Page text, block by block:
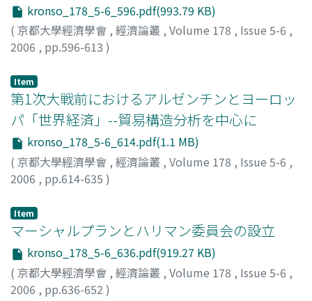
kronso_178_5-6_596.pdf(993.79 KB)
( 京都大學經濟學會 , 經濟論叢 , Volume 178 , Issue 5-6 ,
2006 , pp.596-613 )
Item
第1次大戦前におけるアルゼンチンとヨーロッ
パ「世界経済」--貿易構造分析を中心に
kronso_178_5-6_614.pdf(1.1 MB)
( 京都大學經濟學會 , 經濟論叢 , Volume 178 , Issue 5-6 ,
2006 , pp.614-635 )
Item
マーシャルプランとハリマン委員会の設立
kronso_178_5-6_636.pdf(919.27 KB)
( 京都大學經濟學會 , 經濟論叢 , Volume 178 , Issue 5-6 ,
2006 , pp.636-652 )